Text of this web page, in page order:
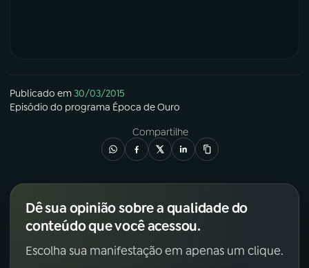
Publicado em30/03/2015
Episódio do programa Época de Ouro
Compartilhe
Dê sua opinião sobre a qualidade do
conteúdo que você acessou.
Escolha sua manifestação em apenas um clique.